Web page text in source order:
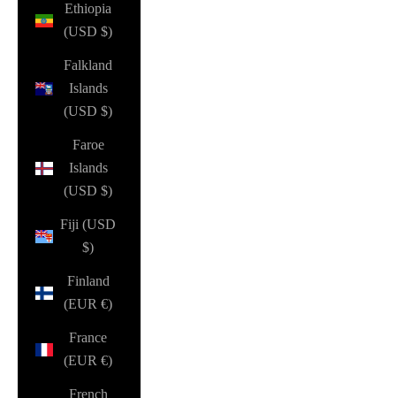
Ethiopia
(USD $)
Falkland
Islands
(USD $)
Faroe
Islands
(USD $)
Fiji (USD
$)
Finland
(EUR €)
France
(EUR €)
French